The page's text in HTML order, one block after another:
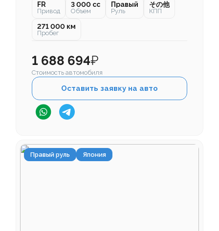
FR
Привод
3 000 cc
Объем
Правый
Руль
その他
КПП
271 000 км
Пробег
1 688 694₽
Стоимость автомобиля
Оставить заявку на авто
Правый руль Япония